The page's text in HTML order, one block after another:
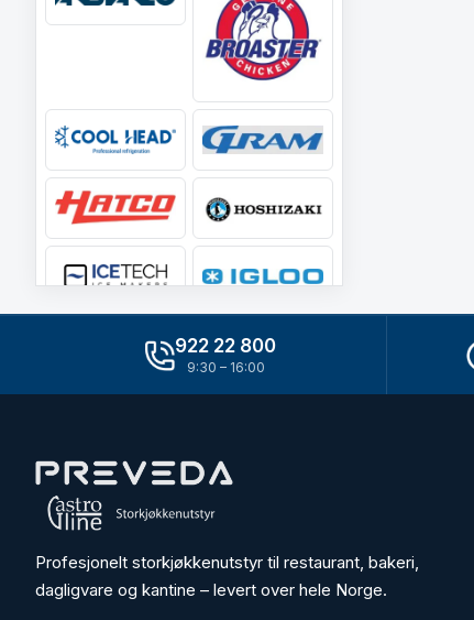
922 22 800
9:30 – 16:00
Profesjonelt storkjøkkenutstyr til restaurant, bakeri,
dagligvare og kantine – levert over hele Norge.